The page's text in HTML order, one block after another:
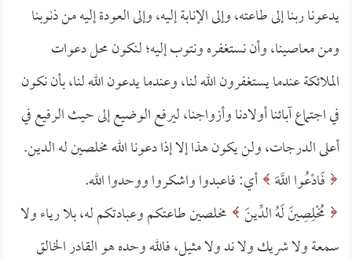
يدعونا ربنا إلى طاعته، وإلى الإنابة إليه، وإلى العودة إليه من ذنوبنا
ومن معاصينا، وأن نستغفره ونتوب إليه؛ لنكون محل دعوات
الملائكة عندما يستغفرون الله لنا، وعندما يدعون الله لنا، بأن نكون
في اجتماع آبائنا أولادنا وأزواجنا، ليرفع الوضيع إلى حيث الرفيع في
أعلى الدرجات، ولن يكون هذا إلا إذا دعونا الله مخلصين له الدين.
فَادْعُوا اللَّهَ أي: فاعبدوا واشكروا ووحدوا الله.
مُخْلِصِينَ لَهُ الدِّينَ
مخلصين طاعتكم وعبادتكم له، بلا رياء ولا
سمعة ولا شريك ولا ند ولا مثيل، فالله وحده هو القادر الخالق